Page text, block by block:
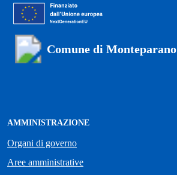
Comune di Monteparano
AMMINISTRAZIONE
Organi di governo
Aree amministrative